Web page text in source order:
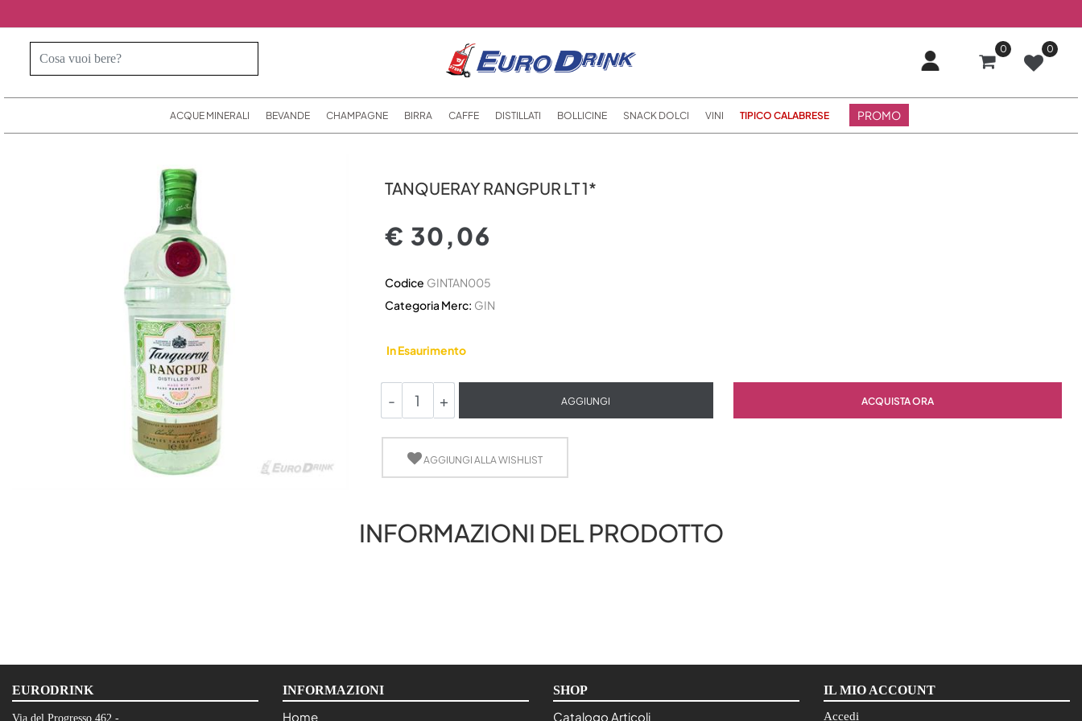
0 0
ACQUE MINERALI BEVANDE CHAMPAGNE BIRRA CAFFE DISTILLATI BOLLICINE SNACK DOLCI VINI TIPICO CALABRESE PROMO
TANQUERAY RANGPUR LT 1*
€ 30,06
Codice GINTAN005
Categoria Merc: GIN
In Esaurimento
AGGIUNGI ACQUISTA ORA
AGGIUNGI ALLA WISHLIST
INFORMAZIONI DEL PRODOTTO
EURODRINK
Via del Progresso 462 -
INFORMAZIONI
Home
SHOP
Catalogo Articoli
IL MIO ACCOUNT
Accedi